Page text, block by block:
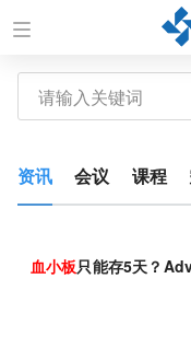
资讯 会议 课程
血小板只能存5天？